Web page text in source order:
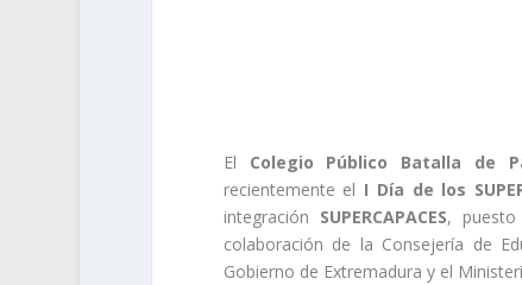
El Colegio Público Batalla de
recientemente el I Día de los
integración SUPERCAPACES,
colaboración de la Consejería de
Gobierno de Extremadura y el